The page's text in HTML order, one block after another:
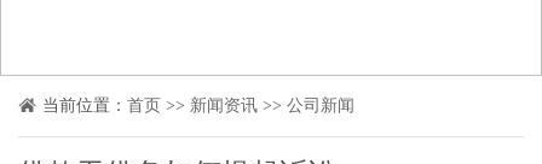
当前位置： 首页 >> 新闻资讯 >> 公司新闻